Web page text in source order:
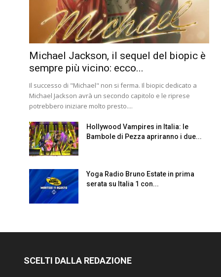
Michael Jackson, il sequel del biopic è
sempre più vicino: ecco...
Il successo di "Michael" non si ferma. Il biopic dedicato a
Michael Jackson avrà un secondo capitolo e le riprese
potrebbero iniziare molto presto....
Hollywood Vampires in Italia: le
Bambole di Pezza apriranno i due...
Yoga Radio Bruno Estate in prima
serata su Italia 1 con...
SCELTI DALLA REDAZIONE